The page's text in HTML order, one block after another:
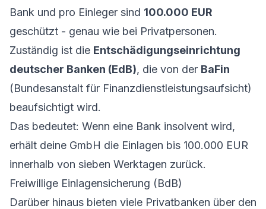
Bank und pro Einleger sind 100.000 EUR
geschützt - genau wie bei Privatpersonen.
Zuständig ist die Entschädigungseinrichtung
deutscher Banken (EdB), die von der BaFin
(Bundesanstalt für Finanzdienstleistungsaufsicht)
beaufsichtigt wird.
Das bedeutet: Wenn eine Bank insolvent wird,
erhält deine GmbH die Einlagen bis 100.000 EUR
innerhalb von sieben Werktagen zurück.
Freiwillige Einlagensicherung (BdB)
Darüber hinaus bieten viele Privatbanken über den